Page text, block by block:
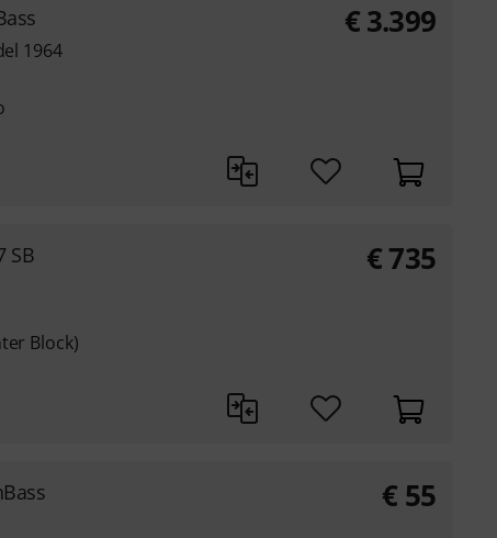
1964
€ 3.399
SB
Block)
€735
€ 55